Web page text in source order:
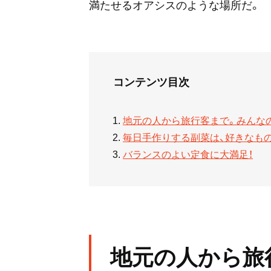
満たせるオアシスのような場所だ。
コンテンツ目次
地元の人から旅行客まで。みん
毎日手作りする副菜は、好きなも
バランスのよい定食に大満足！
地元の人から